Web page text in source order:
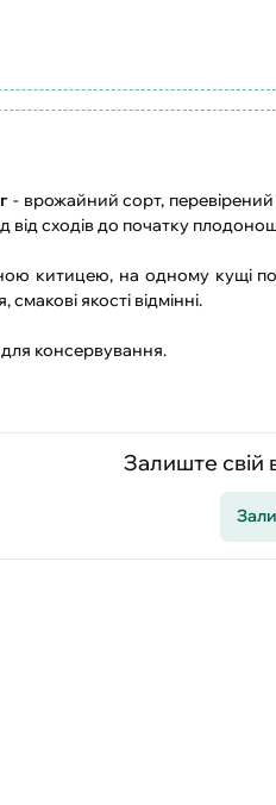
- врожайний сорт,
від сходів до початку
китицею, на одному кущі
якості відмінні.
консервування.
Залиште свій